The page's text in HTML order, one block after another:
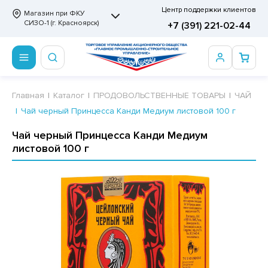
Магазин при ФКУ
СИЗО-1 (г. Красноярск)
Центр поддержки клиентов
+7 (391) 221-02-44
ПРОДОВОЛЬСТВЕННЫЕ ТОВАРЫ
ИЗДЕЛИЯ
ПИТЬЕВАЯ, МИНЕРАЛЬНАЯ
РЕЗИНКА
ПАСТИЛА, МАРМЕЛАД
НЕПРОДОВОЛЬСТВЕННЫЕ ТОВАРЫ
ПРИНАДЛЕЖНОСТИ
И ВАТНО-ГИГИЕНИЧЕСКАЯ ПРОДУКЦИЯ
ТОВАРЫ
Сертификаты
Главная Каталог ПРОДОВОЛЬСТВЕННЫЕ ТОВАРЫ
ЧАЙ
Чай черный Принцесса Канди Медиум листовой 100 г
Чай черный Принцесса Канди Медиум
листовой 100 г